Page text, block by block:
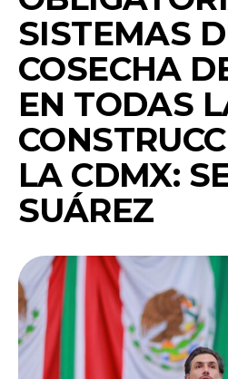
SISTEMAS
COSECHA
EN TODAS
LA CDMX:
SUÁREZ